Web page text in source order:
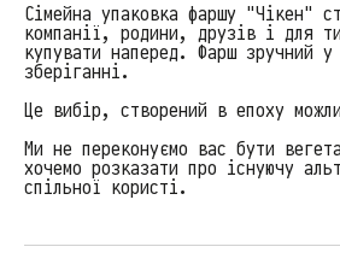
Сімейна упаковка фаршу "Чікен"
компанії, родини, друзів і для
купувати наперед. Фарш зручний у
зберіганні.
Це вибір, створений в епоху
Ми не переконуємо вас бути
хочемо розказати про існуючу
спільної користі.